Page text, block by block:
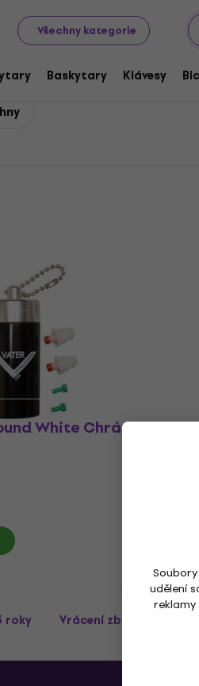
Všechny kategorie
Baskytary Klávesy
udělení
sluchu
sluchu
White Chrániče
roky Vrácení zboží až do 30